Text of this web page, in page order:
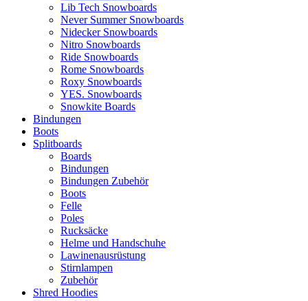
Lib Tech Snowboards
Never Summer Snowboards
Nidecker Snowboards
Nitro Snowboards
Ride Snowboards
Rome Snowboards
Roxy Snowboards
YES. Snowboards
Snowkite Boards
Bindungen
Boots
Splitboards
Boards
Bindungen
Bindungen Zubehör
Boots
Felle
Poles
Rucksäcke
Helme und Handschuhe
Lawinenausrüstung
Stirnlampen
Zubehör
Shred Hoodies